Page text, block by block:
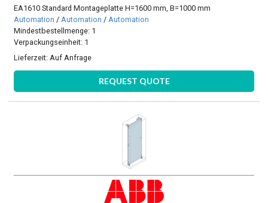
EA1610 Standard Montageplatte H=1600 mm, B=1000 mm
Automation /Automation /Automation
Mindestbestellmenge: 1
Verpackungseinheit: 1
Lieferzeit: Auf Anfrage
REQUEST QUOTE